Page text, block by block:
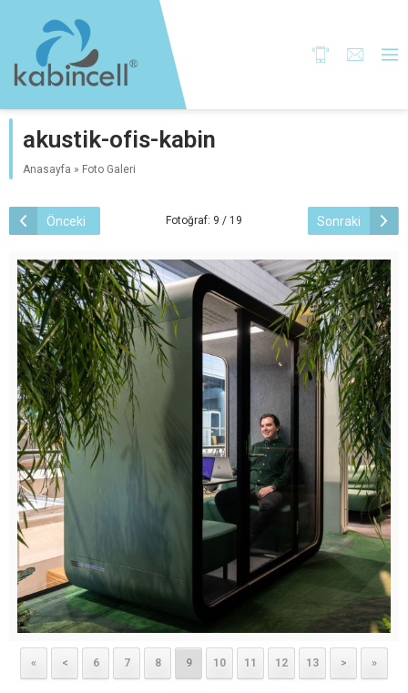
akustik-ofis-kabin
Anasayfa » Foto Galeri
Önceki Fotoğraf: 9 / 19 Sonraki
« < 6 7 8 9 10 11 12 13 > »